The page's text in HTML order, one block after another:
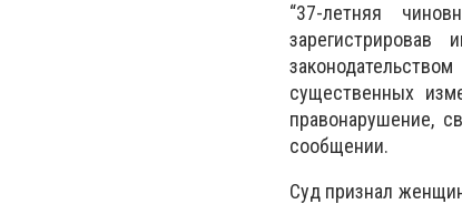
“37-летняя
существенных
правонарушение,
сообщении.
Суд признал